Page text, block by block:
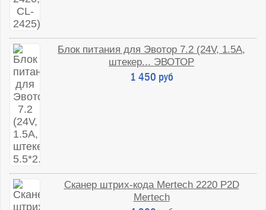
Блок питания для Эвотор 7.2 (24V, 1.5A,
штекер... ЭВОТОР
1 450 руб
Сканер штрих-кода Mertech 2220 P2D
Mertech